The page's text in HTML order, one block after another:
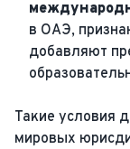
в ОАЭ,
добавляют
Такие условия
мировых